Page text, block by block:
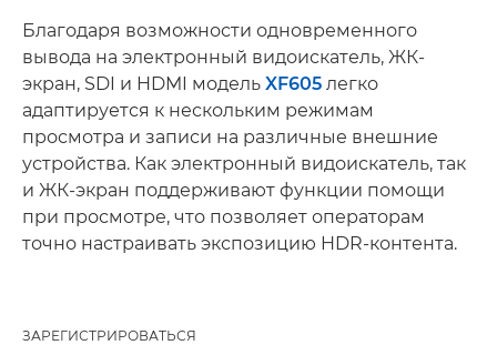
Благодаря возможности одновременного
вывода на электронный видоискатель, ЖК-
экран, SDI и HDMI модель XF605 легко
адаптируется к нескольким режимам
просмотра и записи на различные внешние
устройства. Как электронный видоискатель, так
и ЖК-экран поддерживают функции помощи
при просмотре, что позволяет операторам
точно настраивать экспозицию HDR-контента.
ЗАРЕГИСТРИРОВАТЬСЯ